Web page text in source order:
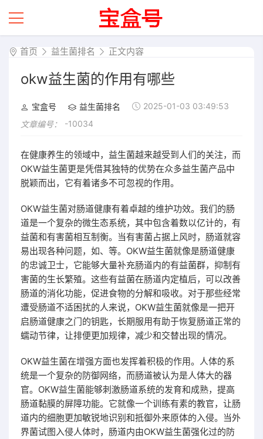
首页 益生菌排名 正文内容
okw益生菌的作用有哪些
宝盒号 益生菌排名
2025-01-03 03:49:53
文章编号：
-10034
在健康养生的领域中，益生菌越来越受到人们的关注，而
OKW益生菌更是凭借其独特的优势在众多益生菌产品中
脱颖而出，它有着诸多不可忽视的作用。
OKW益生菌对肠道健康有着卓越的维护功效。我们的肠
道是一个复杂的微生态系统，其中包含着数以亿计的，有
益菌和有害菌相互制衡。当有害菌占据上风时，肠道就容
易出现各种问题，如、等。OKW益生菌就像是肠道健康
的忠诚卫士，它能够大量补充肠道内的有益菌群，抑制有
害菌的生长繁殖。这些有益菌在肠道内定植后，可以改善
肠道的消化功能，促进食物的分解和吸收。对于那些经常
遭受肠道不适困扰的人来说，OKW益生菌就像是一把开
启肠道健康之门的钥匙，长期服用有助于恢复肠道正常的
蠕动节律，让排便更加规律，减少和交替出现的情况。
OKW益生菌在增强方面也发挥着积极的作用。人体的系
统是一个复杂的防御网络，而肠道被认为是人体大的器
官。OKW益生菌能够刺激肠道系统的发育和成熟，提高
肠道黏膜的屏障功能。它就像一个训练有素的教官，让肠
道内的细胞更加敏锐地识别和抵御外来原体的入侵。当外
界菌试图入侵人体时，肠道内由OKW益生菌强化过的防